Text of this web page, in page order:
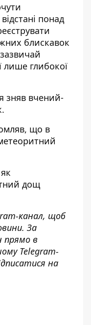
понад
блискавок
лише глибокої
зняв вчений-
що в
дощ
канал, щоб
За
прямо в
Telegram-
на